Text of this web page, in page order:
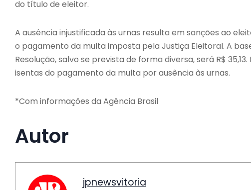
do título de eleitor.
A ausência injustificada às urnas resulta em sanções ao
o pagamento da multa imposta pela Justiça Eleitoral. A
Resolução, salvo se prevista de forma diversa, será R$
isentas do pagamento da multa por ausência às urnas.
*Com informações da Agência Brasil
Autor
jpnewsvitoria